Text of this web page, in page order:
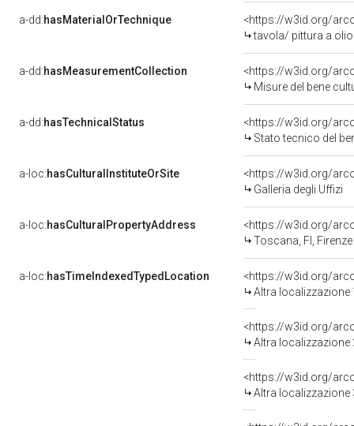
a-dd:hasMaterialOrTechnique
<https://w3id.org/
tavola/ pittura a olio
a-dd:hasMeasurementCollection
<https://w3id.org/
Misure del bene
a-dd:hasTechnicalStatus
<https://w3id.org/
Stato tecnico del
a-loc:hasCulturalInstituteOrSite
<https://w3id.org/
Galleria degli Uffizi
a-loc:hasCulturalPropertyAddress
<https://w3id.org/
Toscana, FI, Firenze
a-loc:hasTimeIndexedTypedLocation
<https://w3id.org/
Altra localizzazione
<https://w3id.org/
Altra localizzazione
<https://w3id.org/
Altra localizzazione